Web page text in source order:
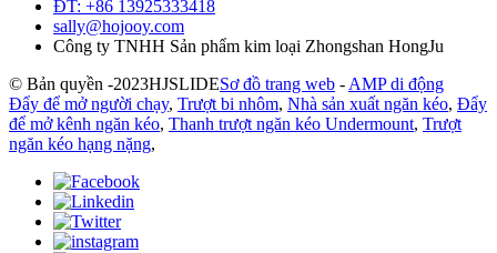
ĐT: +86 13925333418
sally@hojooy.com
Công ty TNHH Sản phẩm kim loại Zhongshan HongJu
© Bản quyền -2023HJSLIDESơ đồ trang web - AMP di động
Đẩy để mở người chạy, Trượt bi nhôm, Nhà sản xuất ngăn kéo, Đẩy
để mở kênh ngăn kéo, Thanh trượt ngăn kéo Undermount, Trượt
ngăn kéo hạng nặng,